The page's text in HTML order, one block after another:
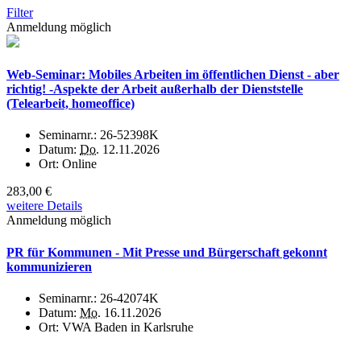
Filter
Anmeldung möglich
Web-Seminar: Mobiles Arbeiten im öffentlichen Dienst - aber
richtig! -Aspekte der Arbeit außerhalb der Dienststelle
(Telearbeit, homeoffice)
Seminarnr.: 26-52398K
Datum: Do. 12.11.2026
Ort: Online
283,00 €
weitere Details
Anmeldung möglich
PR für Kommunen - Mit Presse und Bürgerschaft gekonnt
kommunizieren
Seminarnr.: 26-42074K
Datum: Mo. 16.11.2026
Ort: VWA Baden in Karlsruhe